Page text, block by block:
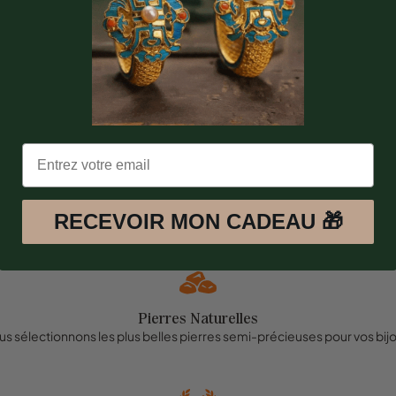
Pierres Naturelles
sélectionnons les plus belles pierres semi-précieuses pour vos
RECEVOIR MON CADEAU 🎁